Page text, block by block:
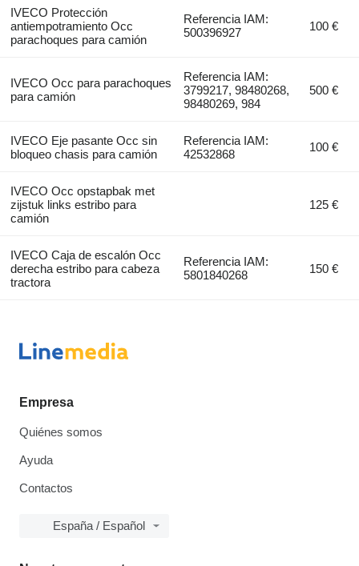
IVECO Protección
antiempotramiento Occ
parachoques para camión
Referencia IAM:
500396927
100 €
IVECO Occ para parachoques
para camión
Referencia IAM:
3799217, 98480268,
98480269, 984
500 €
IVECO Eje pasante Occ sin
bloqueo chasis para camión
Referencia IAM:
42532868
100 €
IVECO Occ opstapbak met
zijstuk links estribo para
camión
125 €
IVECO Caja de escalón Occ
derecha estribo para cabeza
tractora
Referencia IAM:
5801840268
150 €
Empresa
Quiénes somos
Ayuda
Contactos
España / Español